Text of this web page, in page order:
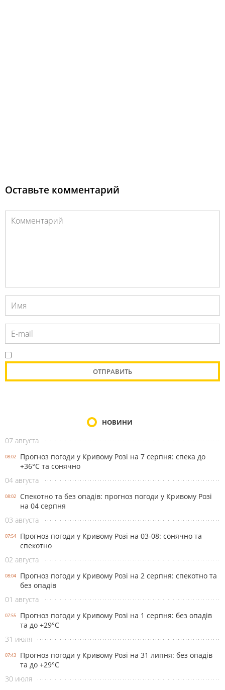
Оставьте комментарий
НОВИНИ
07 августа
08:02
Прогноз погоди у Кривому Розі на 7 серпня: спека до
+36°С та сонячно
04 августа
08:02
Спекотно та без опадів: прогноз погоди у Кривому Розі
на 04 серпня
03 августа
07:54
Прогноз погоди у Кривому Розі на 03-08: сонячно та
спекотно
02 августа
08:04
Прогноз погоди у Кривому Розі на 2 серпня: спекотно та
без опадів
01 августа
07:55
Прогноз погоди у Кривому Розі на 1 серпня: без опадів
та до +29°С
31 июля
07:43
Прогноз погоди у Кривому Розі на 31 липня: без опадів
та до +29°С
30 июля